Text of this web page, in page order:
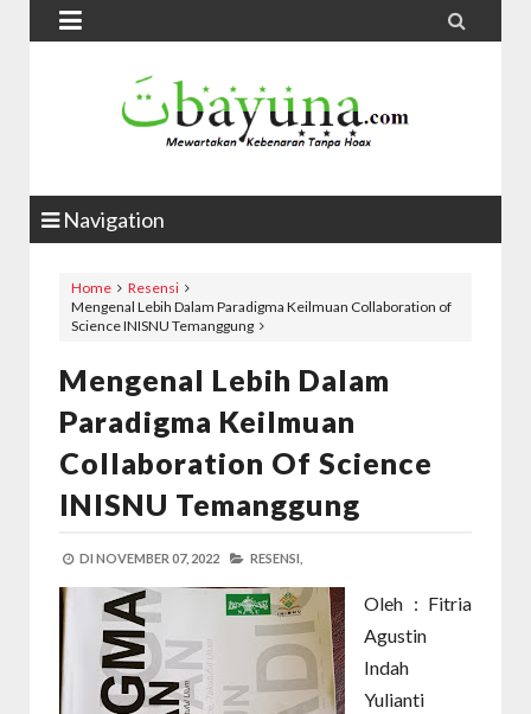
 
Navigation
Home
Resensi
Mengenal Lebih Dalam Paradigma Keilmuan Collaboration of
Science INISNU Temanggung
Mengenal Lebih Dalam
Paradigma Keilmuan
Collaboration Of Science
INISNU Temanggung
DI NOVEMBER 07, 2022 RESENSI,
Oleh : Fitria
Agustin
Indah
Yulianti